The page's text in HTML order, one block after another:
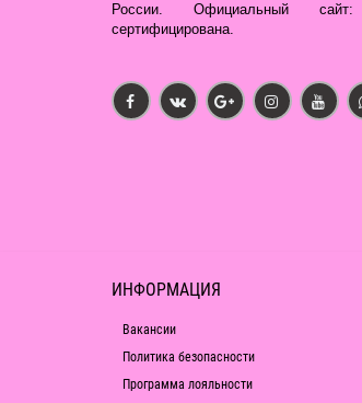
России. Официальный
сертифицирована.
ИНФОРМАЦИЯ
Вакансии
Политика безопасности
Программа лояльности